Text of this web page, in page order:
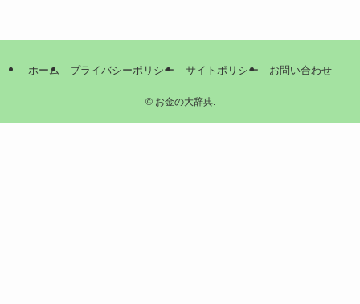
ホーム プライバシーポリシー サイトポリシー お問い合わせ
©お金の大辞典.